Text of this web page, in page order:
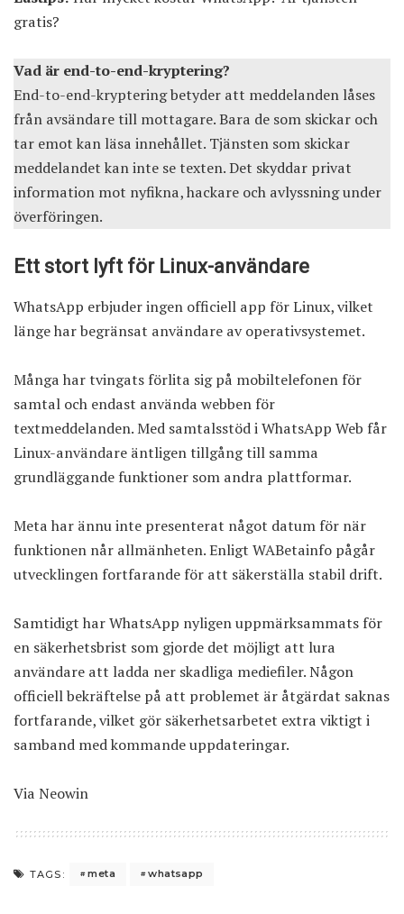
gratis?
Vad är end-to-end-kryptering?
End-to-end-kryptering betyder att meddelanden låses
från avsändare till mottagare. Bara de som skickar och
tar emot kan läsa innehållet. Tjänsten som skickar
meddelandet kan inte se texten. Det skyddar privat
information mot nyfikna, hackare och avlyssning under
överföringen.
Ett stort lyft för Linux-användare
WhatsApp erbjuder ingen officiell app för Linux, vilket
länge har begränsat användare av operativsystemet.
Många har tvingats förlita sig på mobiltelefonen för
samtal och endast använda webben för
textmeddelanden. Med samtalsstöd i WhatsApp Web får
Linux-användare äntligen tillgång till samma
grundläggande funktioner som andra plattformar.
Meta har ännu inte presenterat något datum för när
funktionen når allmänheten. Enligt WABetainfo pågår
utvecklingen fortfarande för att säkerställa stabil drift.
Samtidigt har WhatsApp nyligen uppmärksammats för
en säkerhetsbrist som gjorde det möjligt att lura
användare att ladda ner skadliga mediefiler. Någon
officiell bekräftelse på att problemet är åtgärdat saknas
fortfarande, vilket gör säkerhetsarbetet extra viktigt i
samband med kommande uppdateringar.
Via Neowin
TAGS: meta whatsapp